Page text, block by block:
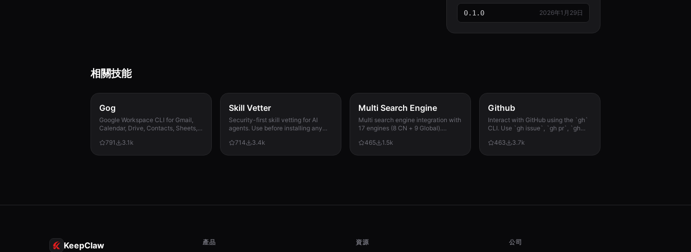
0.1.0 2026年1月29日
相關技能
Gog
Google Workspace CLI for Gmail,
Calendar, Drive, Contacts, Sheets,
791
3.1k
Skill Vetter
Security-first skill vetting for AI
agents. Use before installing any
other sources. Checks for red flags,
714 3.4k
Multi Search Engine
Multi search engine integration with
17 engines (8 CN + 9 Global).
operators, time filters, site search,
465 1.5k
Github
Interact with GitHub using the `gh`
CLI. Use `gh issue`, `gh pr`, `gh
runs, and advanced queries.
463 3.7k
KeepClaw 產品 資源 公司